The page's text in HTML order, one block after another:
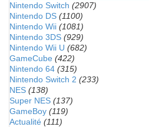
Nintendo Switch (2907)
Nintendo DS (1100)
Nintendo Wii (1081)
Nintendo 3DS (929)
Nintendo Wii U (682)
GameCube (422)
Nintendo 64 (315)
Nintendo Switch 2 (233)
NES (138)
Super NES (137)
GameBoy (119)
Actualité (111)